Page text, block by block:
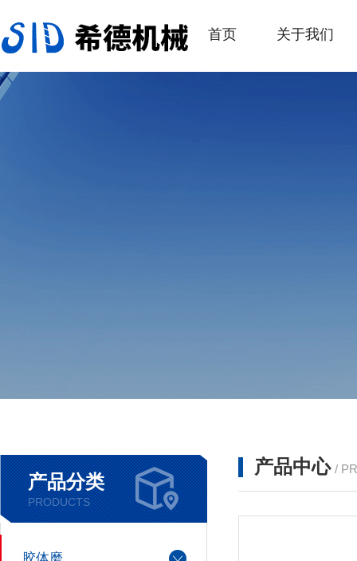
首页 关于我们
产品分类
PRODUCTS
产品中心 /